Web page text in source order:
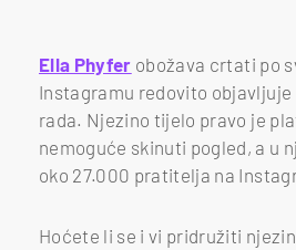
Ella Phyfer obožava crtati po
Instagramu redovito
rada. Njezino tijelo pravo je
nemoguće skinuti pogled, a u
oko 27.000 pratitelja na
Hoćete li se i vi pridružiti